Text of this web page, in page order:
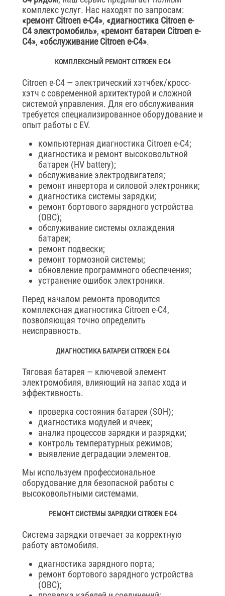
комплекс услуг. Нас находят по запросам:
«ремонт Citroen e-C4», «диагностика Citroen e-
C4 электромобиль», «ремонт батареи Citroen e-
C4», «обслуживание Citroen e-C4».
КОМПЛЕКСНЫЙ РЕМОНТ CITROEN E-C4
Citroen e-C4 — электрический хэтчбек/кросс-
хэтч с современной архитектурой и сложной
системой управления. Для его обслуживания
требуется специализированное оборудование и
опыт работы с EV.
компьютерная диагностика Citroen e-C4;
диагностика и ремонт высоковольтной
батареи (HV battery);
обслуживание электродвигателя;
ремонт инвертора и силовой электроники;
диагностика системы зарядки;
ремонт бортового зарядного устройства
(OBC);
обслуживание системы охлаждения
батареи;
ремонт подвески;
ремонт тормозной системы;
обновление программного обеспечения;
устранение ошибок электроники.
Перед началом ремонта проводится
комплексная диагностика Citroen e-C4,
позволяющая точно определить
неисправность.
ДИАГНОСТИКА БАТАРЕИ CITROEN E-C4
Тяговая батарея — ключевой элемент
электромобиля, влияющий на запас хода и
эффективность.
проверка состояния батареи (SOH);
диагностика модулей и ячеек;
анализ процессов зарядки и разрядки;
контроль температурных режимов;
выявление деградации элементов.
Мы используем профессиональное
оборудование для безопасной работы с
высоковольтными системами.
РЕМОНТ СИСТЕМЫ ЗАРЯДКИ CITROEN E-C4
Система зарядки отвечает за корректную
работу автомобиля.
диагностика зарядного порта;
ремонт бортового зарядного устройства
(OBC);